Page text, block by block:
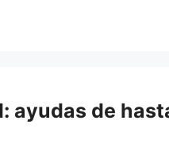
ayudas de